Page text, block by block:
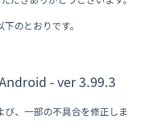
のとおりです。
- ver 3.99.3
び、一部の不具合を修正しま